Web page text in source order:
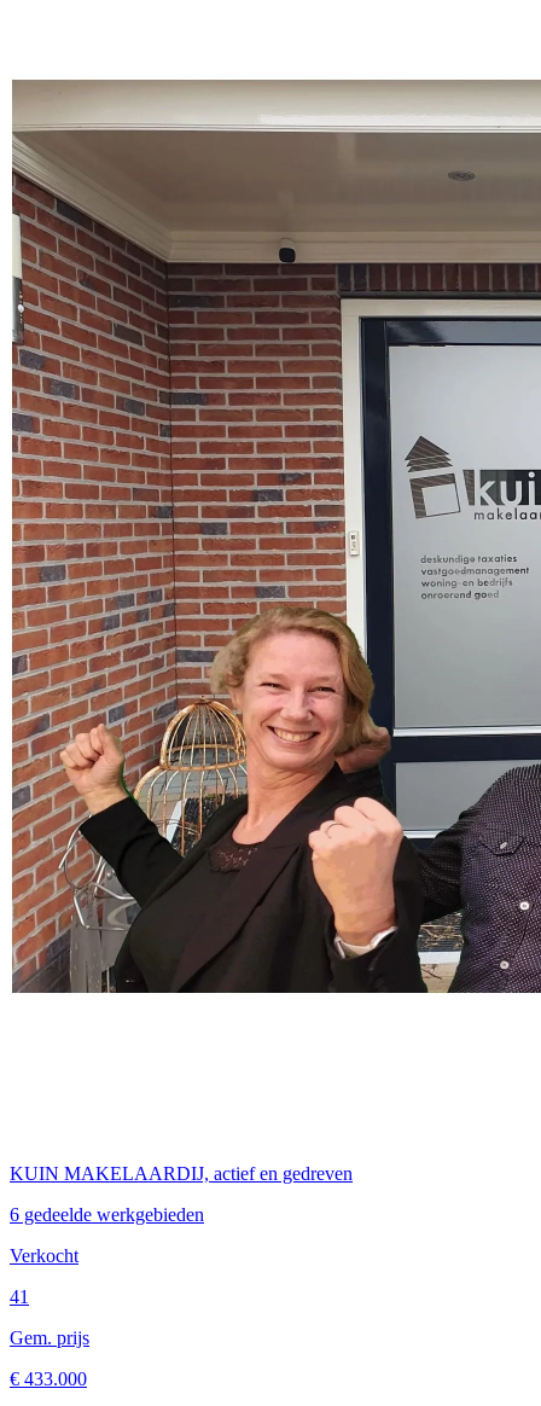
KUIN MAKELAARDIJ, actief en gedreven
6 gedeelde werkgebieden
Verkocht
41
Gem. prijs
€ 433.000